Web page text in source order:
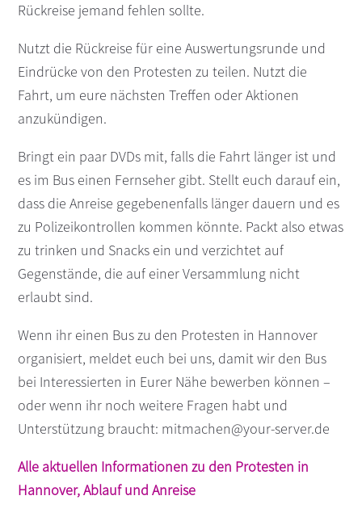
Rückreise jemand fehlen sollte.
Nutzt die Rückreise für eine Auswertungsrunde und
Eindrücke von den Protesten zu teilen. Nutzt die
Fahrt, um eure nächsten Treffen oder Aktionen
anzukündigen.
Bringt ein paar DVDs mit, falls die Fahrt länger ist und
es im Bus einen Fernseher gibt. Stellt euch darauf ein,
dass die Anreise gegebenenfalls länger dauern und es
zu Polizeikontrollen kommen könnte. Packt also etwas
zu trinken und Snacks ein und verzichtet auf
Gegenstände, die auf einer Versammlung nicht
erlaubt sind.
Wenn ihr einen Bus zu den Protesten in Hannover
organisiert, meldet euch bei uns, damit wir den Bus
bei Interessierten in Eurer Nähe bewerben können –
oder wenn ihr noch weitere Fragen habt und
Unterstützung braucht: mitmachen@your-server.de
Alle aktuellen Informationen zu den Protesten in
Hannover, Ablauf und Anreise